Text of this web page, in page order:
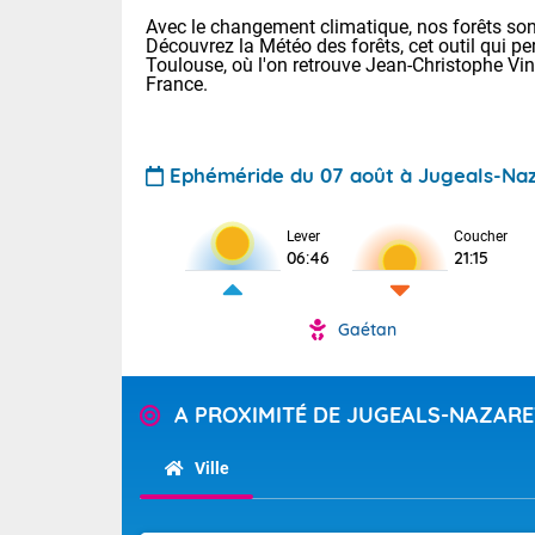
Avec le changement climatique, nos forêts
Découvrez la Météo des forêts, cet outil qui
Toulouse, où l'on retrouve Jean-Christophe
France.
Ephéméride du 07 août à Jugeals-
Lever
06:46
Coucher
21:15
Gaétan
A PROXIMITÉ DE JUGEALS-
Ville
Voici les
31 Lyon : 35
: 32 Nancy :
Très
donnent